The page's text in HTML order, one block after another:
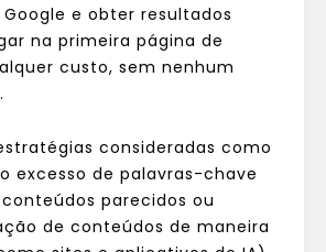
e obter resultados
na primeira página de
custo, sem nenhum
consideradas como
excesso de palavras-chave
parecidos ou
de conteúdos de maneira